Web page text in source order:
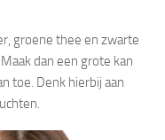
groene thee en zwarte
dan een grote kan
toe. Denk hierbij aan